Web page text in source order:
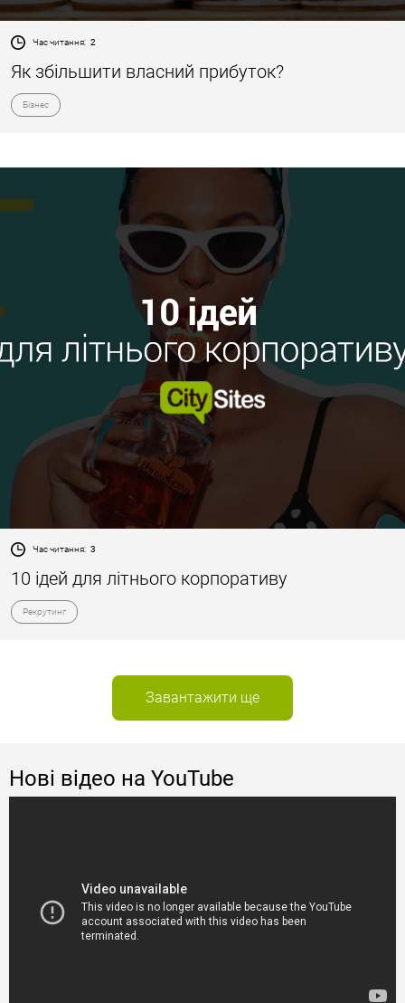
Час читання: 2
Як збільшити власний прибуток?
Бізнес
Час читання: 3
10 ідей для літнього корпоративу
Рекрутинг
Завантажити ще
Нові відео на YouTube